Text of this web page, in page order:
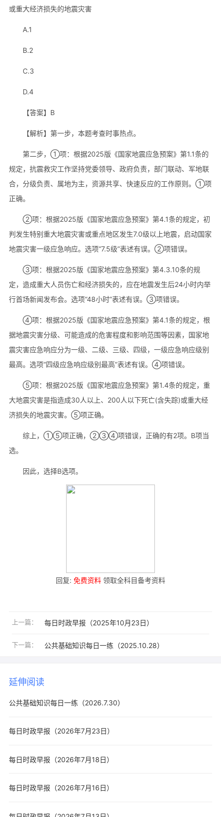
或重大经济损失的地震灾害
A.1
B.2
C.3
D.4
【答案】B
【解析】第一步，本题考查时事热点。
第二步，①项：根据2025版《国家地震应急预案》第1.1条的
规定，抗震救灾工作坚持党委领导、政府负责，部门联动、军地联
合，分级负责、属地为主，资源共享、快速反应的工作原则。①项
正确。
②项：根据2025版《国家地震应急预案》第4.1条的规定，初
判发生特别重大地震灾害或重点地区发生7.0级以上地震，启动国家
地震灾害一级应急响应。选项“7.5级”表述有误。②项错误。
③项：根据2025版《国家地震应急预案》第4.3.10条的规
定，造成重大人员伤亡和经济损失的，应在地震发生后24小时内举
行首场新闻发布会。选项“48小时”表述有误。③项错误。
④项：根据2025版《国家地震应急预案》第4.1条的规定，根
据地震灾害分级、可能造成的危害程度和影响范围等因素，国家地
震灾害应急响应分为一级、二级、三级、四级，一级应急响应级别
最高。选项“四级应急响应级别最高”表述有误。④项错误。
⑤项：根据2025版《国家地震应急预案》第1.4条的规定，重
大地震灾害是指造成30人以上、200人以下死亡(含失踪)或重大经
济损失的地震灾害。⑤项正确。
综上，①⑤项正确，②③④项错误，正确的有2项。B项当
选。
因此，选择B选项。
回复: 免费资料 领取全科目备考资料
上一篇： 每日时政早报（2025年10月23日）
下一篇： 公共基础知识每日一练（2025.10.28）
延伸阅读
公共基础知识每日一练（2026.7.30）
每日时政早报（2026年7月23日）
每日时政早报（2026年7月18日）
每日时政早报（2026年7月16日）